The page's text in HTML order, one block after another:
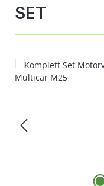
SET
Bildergalerie